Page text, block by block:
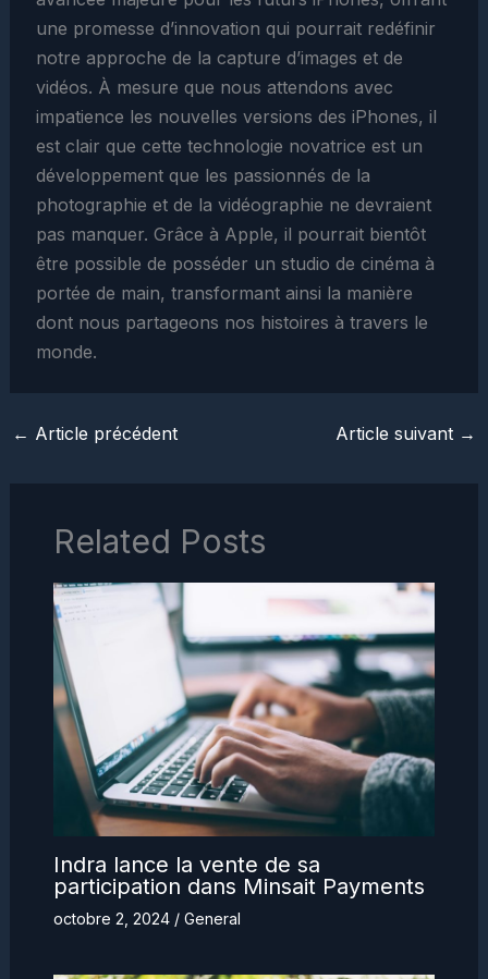
une promesse d’innovation qui pourrait redéfinir
notre approche de la capture d’images et de
vidéos. À mesure que nous attendons avec
impatience les nouvelles versions des iPhones, il
est clair que cette technologie novatrice est un
développement que les passionnés de la
photographie et de la vidéographie ne devraient
pas manquer. Grâce à Apple, il pourrait bientôt
être possible de posséder un studio de cinéma à
portée de main, transformant ainsi la manière
dont nous partageons nos histoires à travers le
monde.
← Article précédent Article suivant →
Related Posts
Indra lance la vente de sa
participation dans Minsait Payments
octobre 2, 2024 / General